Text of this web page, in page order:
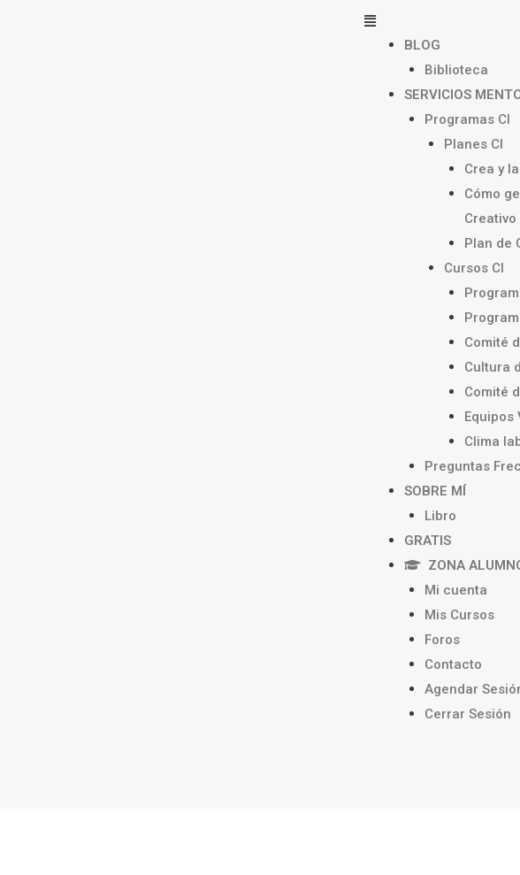
Menú
BLOG
Biblioteca
SERVICIOS
Programas CI
Planes CI
Crea y
Cómo
Creativo
Plan de
Cursos CI
Comité
Cultura
Comité
Equipos
Clima
Preguntas
SOBRE MÍ
Libro
GRATIS
ZONA
Mi cuenta
Mis Cursos
Foros
Contacto
Agendar
Cerrar Sesión